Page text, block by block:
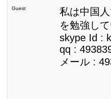
Guest
私は中国
を勉強し
skype Id :
qq :
メール :